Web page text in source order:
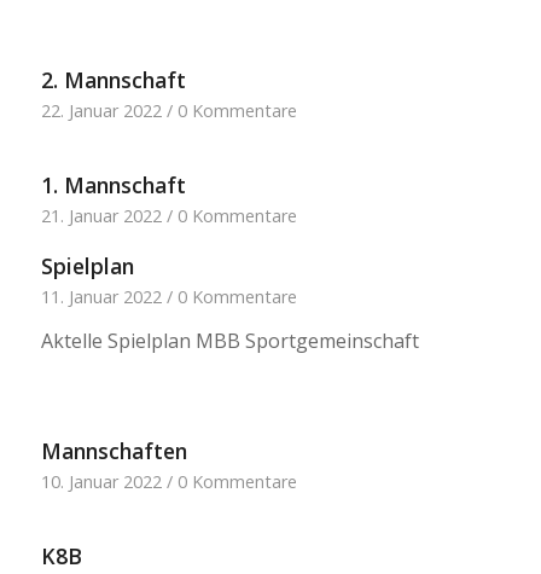
2. Mannschaft
22. Januar 2022 / 0 Kommentare
1. Mannschaft
21. Januar 2022 / 0 Kommentare
Spielplan
11. Januar 2022 / 0 Kommentare
Aktelle Spielplan MBB Sportgemeinschaft
Mannschaften
10. Januar 2022 / 0 Kommentare
K8B